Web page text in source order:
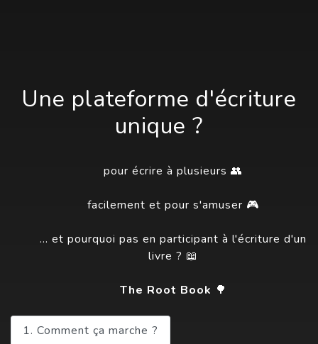
Une plateforme d'écriture
unique ?
pour écrire à plusieurs 👥
facilement et pour s'amuser 🎮
... et pourquoi pas en participant à l'écriture d'un
livre ? 📖
The Root Book 🌳
1. Comment ça marche ?